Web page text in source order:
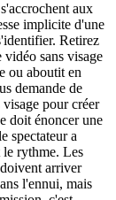
aux
implicite d'une
Retirez
sans visage
ou aboutit en
demande de
pour créer
doit énoncer une
spectateur a
le rythme. Les
arriver
l'ennui, mais